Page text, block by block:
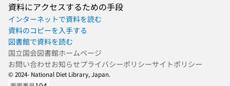
資料にアクセスするための手段
インターネットで資料を読む
資料のコピーを入手する
図書館で資料を読む
国立国会図書館ホームページ
お問い合わせお知らせプライバシーポリシーサイトポリシー
© 2024- National Diet Library, Japan.